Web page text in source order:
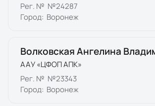
Рег. № №24287
Город: Воронеж
Волковская Ангелина
ААУ «ЦФОП АПК»
Рег. № №23343
Город: Воронеж